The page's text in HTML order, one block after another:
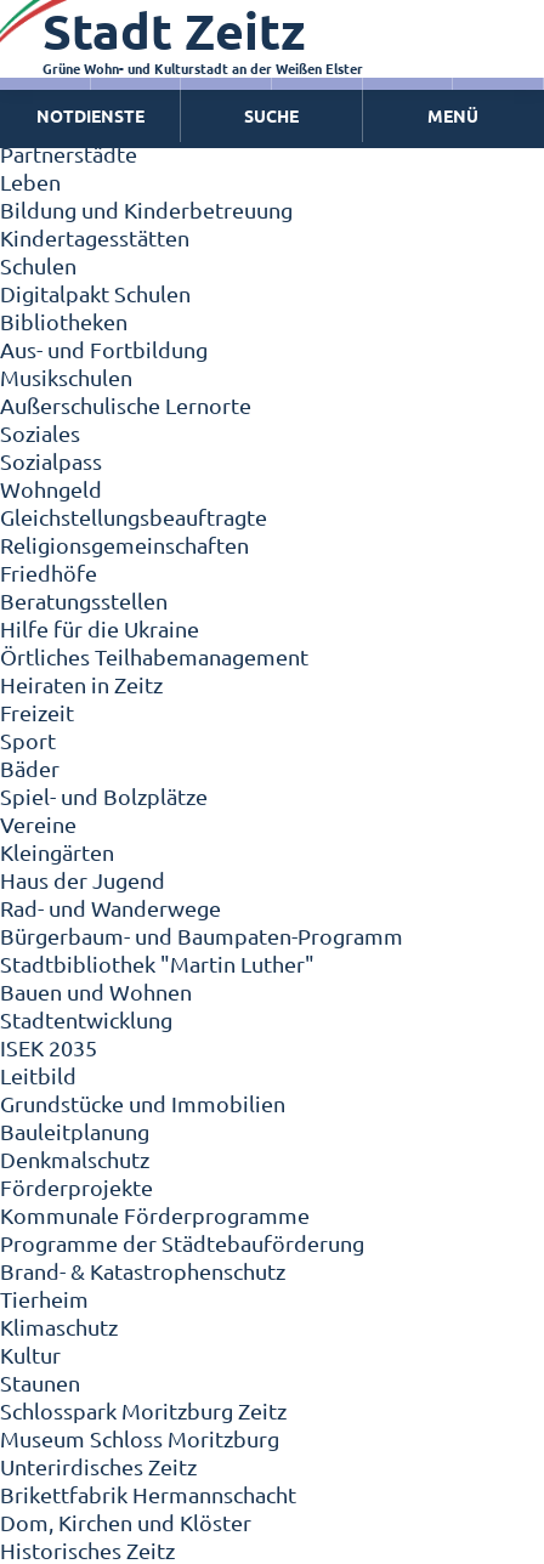
Zeitz - Die Kleinstadt
Willkommen in Zeitz!
Interview mit Oberbürgermeister Christian Thieme
Zeitz - Stadt der Zukunft
Ortschaften
Partnerstädte
Leben
Bildung und Kinderbetreuung
Kindertagesstätten
Schulen
Digitalpakt Schulen
Bibliotheken
Aus- und Fortbildung
Musikschulen
Außerschulische Lernorte
Soziales
Sozialpass
Wohngeld
Gleichstellungsbeauftragte
Religionsgemeinschaften
Friedhöfe
Beratungsstellen
Hilfe für die Ukraine
Örtliches Teilhabemanagement
Heiraten in Zeitz
Freizeit
Sport
Bäder
Spiel- und Bolzplätze
Vereine
Kleingärten
Haus der Jugend
Rad- und Wanderwege
Bürgerbaum- und Baumpaten-Programm
Stadtbibliothek "Martin Luther"
Bauen und Wohnen
Stadtentwicklung
ISEK 2035
Leitbild
Grundstücke und Immobilien
Bauleitplanung
Denkmalschutz
Förderprojekte
Kommunale Förderprogramme
Programme der Städtebauförderung
Brand- & Katastrophenschutz
Tierheim
Klimaschutz
Kultur
Staunen
Schlosspark Moritzburg Zeitz
Museum Schloss Moritzburg
Unterirdisches Zeitz
Brikettfabrik Hermannschacht
Dom, Kirchen und Klöster
Historisches Zeitz
Stadt Zeitz
Grüne Wohn- und Kulturstadt an der Weißen Elster
NOTDIENSTE SUCHE MENÜ